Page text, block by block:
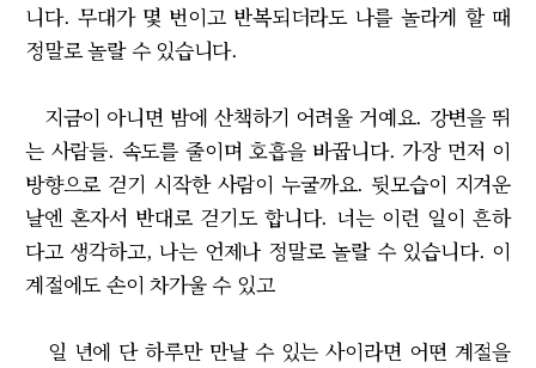
니다. 무대가 몇 번이고 반복되더라도 나를 놀라게 할 때
정말로 놀랄 수 있습니다.
지금이 아니면 밤에 산책하기 어려울 거예요. 강변을 뛰
는 사람들. 속도를 줄이며 호흡을 바꿉니다. 가장 먼저 이
방향으로 걷기 시작한 사람이 누굴까요. 뒷모습이 지겨운
날엔 혼자서 반대로 걷기도 합니다. 너는 이런 일이 흔하
다고 생각하고, 나는 언제나 정말로 놀랄 수 있습니다. 이
계절에도 손이 차가울 수 있고
일 년에 단 하루만 만날 수 있는 사이라면 어떤 계절을